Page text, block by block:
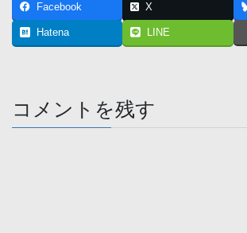
Facebook X
Hatena LINE
コメントを残す